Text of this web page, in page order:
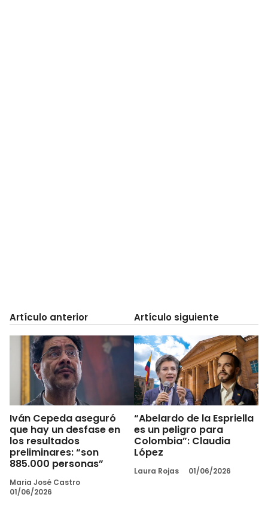
Artículo anterior
Iván Cepeda aseguró
que hay un desfase en
los resultados
preliminares: “son
885.000 personas”
Maria José Castro
01/06/2026
Artículo siguiente
“Abelardo de la Espriella
es un peligro para
Colombia”: Claudia
López
Laura Rojas 01/06/2026